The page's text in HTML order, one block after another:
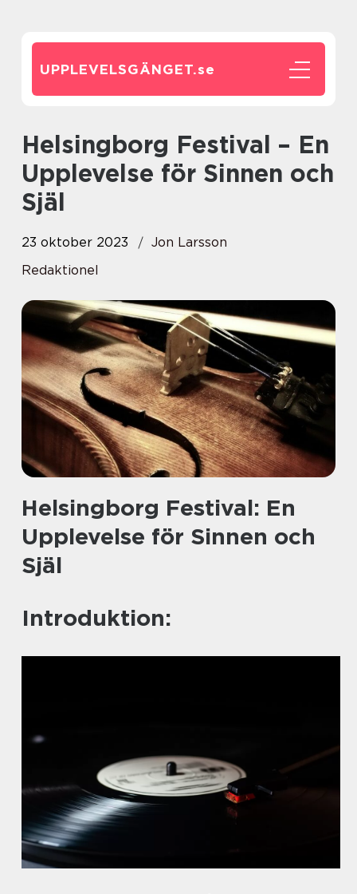
UPPLEVELSGÄNGET.se
Helsingborg Festival – En
Upplevelse för Sinnen och
Själ
23 oktober 2023
Jon Larsson
Redaktionel
Helsingborg Festival: En
Upplevelse för Sinnen och
Själ
Introduktion: